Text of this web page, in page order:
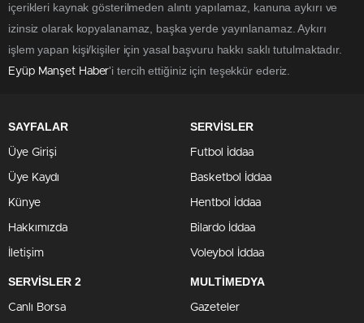
içerikleri kaynak gösterilmeden alıntı yapılamaz, kanuna aykırı ve
izinsiz olarak kopyalanamaz, başka yerde yayınlanamaz. Aykırı
işlem yapan kişi/kişiler için yasal başvuru hakkı saklı tutulmaktadır.
Eyüp Manşet Haber'i tercih ettiğiniz için teşekkür ederiz.
SAYFALAR
Üye Girişi
Üye Kaydı
Künye
Hakkımızda
İletişim
SERVİSLER
Futbol İddaa
Basketbol İddaa
Hentbol İddaa
Bilardo İddaa
Voleybol İddaa
SERVİSLER 2
Canlı Borsa
MULTİMEDYA
Gazeteler